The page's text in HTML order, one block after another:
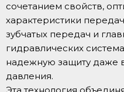
сочетанием свойств,
характеристики
зубчатых передач и
гидравлических
надежную защиту даже
давления.